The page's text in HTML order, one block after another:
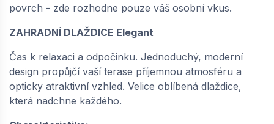
SEMMELROCK ZAHRADNÍ DLAŽDICE
ELEGANT / dlaždice 50x50x5 cm, mírně
sražené hrany - bíločernokaramelová |
povrch - zde rozhodne pouze váš osobní vkus.
ZAHRADNÍ DLAŽDICE Elegant
Čas k relaxaci a odpočinku. Jednoduchý, moderní
design propůjčí vaší terase příjemnou atmosféru a
opticky atraktivní vzhled. Velice oblíbená dlaždice,
která nadchne každého.